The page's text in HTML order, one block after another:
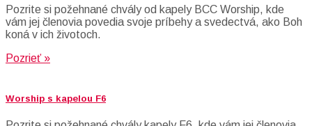
Pozrite si požehnané chvály od kapely BCC Worship, kde
vám jej členovia povedia svoje príbehy a svedectvá, ako Boh
koná v ich životoch.
Pozrieť »
Worship s kapelou F6